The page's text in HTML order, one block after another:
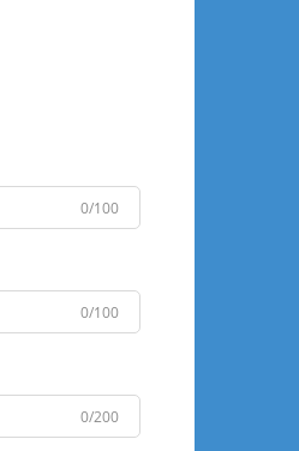
0/100
0/100
0/200